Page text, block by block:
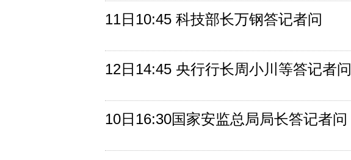
11日10:45 科技部长万钢答记者问
12日14:45 央行行长周小川等答记者问
10日16:30国家安监总局局长答记者问